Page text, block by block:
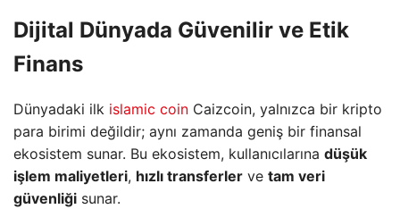
Dijital Dünyada Güvenilir ve Etik
Finans
Dünyadaki ilk islamic coin Caizcoin, yalnızca bir kripto
para birimi değildir; aynı zamanda geniş bir finansal
ekosistem sunar. Bu ekosistem, kullanıcılarına düşük
işlem maliyetleri, hızlı transferler ve tam veri
güvenliği sunar.